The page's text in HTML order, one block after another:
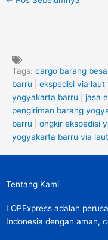
Tags: cargo barang
barru
ekspedisi via
yogyakarta barru
jasa
pengiriman barang
barru
ongkir ekspedisi
yogyakarta barru via laut
Tentang Kami
LOPExpress adalah
Indonesia dengan aman,